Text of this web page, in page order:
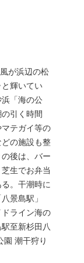
が浜辺の松
輝いてい
「海の公
引く時間
テガイ等の
の施設も整
後は、バー
生でお弁当
。干潮時に
景島駅」
ドライン海の
至新杉田八
園 潮干狩り